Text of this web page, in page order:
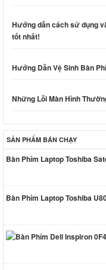
Hướng dẫn cách sử dụng
tốt nhất!
Hướng Dẫn Vệ Sinh Bàn
Những Lỗi Màn Hình
SẢN PHẨM BÁN CHẠY
Bàn Phím Laptop Toshiba
Bàn Phím Laptop Toshiba